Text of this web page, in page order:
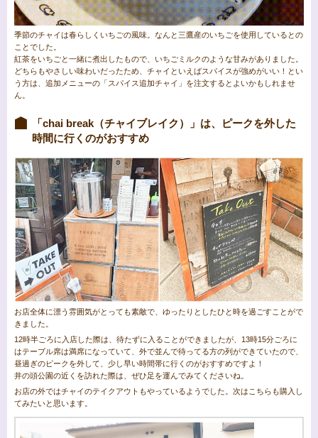
季節のチャイは春らしくいちごの風味。なんと三鷹産のいちごを使用しているとの
ことでした。
紅茶をいちごと一緒に煮出したもので、いちごミルクのような甘みがありました。
どちらもやさしい味わいだったため、チャイといえばスパイスが強めがいい！とい
う方は、追加メニューの「スパイス追加チャイ」を注文するとよいかもしれませ
ん。
「chai break（チャイブレイク）」は、ピークを外した
時間に行くのがおすすめ
お店全体に漂う雰囲気がとっても素敵で、ゆったりとしたひと時を過ごすことがで
きました。
12時半ごろに入店した際は、待たずに入ることができましたが、13時15分ごろに
はテーブル席は満席になっていて、外で並んで待ってる方の列ができていたので、
昼過ぎのピークを外して、少し早い時間帯に行くのがおすすめですよ！
井の頭公園の近くを訪れた際は、ぜひ足を運んでみてくださいね。
お店の外ではチャイのテイクアウトもやっているようでした。次はこちらも購入し
てみたいと思います。